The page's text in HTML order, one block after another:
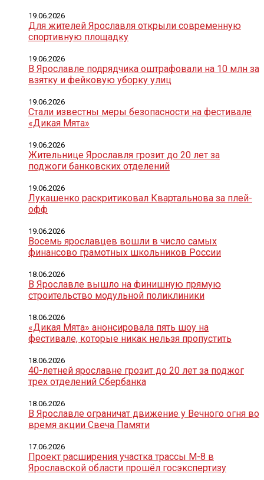
Для жителей Ярославля открыли современную
спортивную площадку
19.06.2026
В Ярославле подрядчика оштрафовали на 10 млн за
взятку и фейковую уборку улиц
19.06.2026
Стали известны меры безопасности на фестивале
«Дикая Мята»
19.06.2026
Жительнице Ярославля грозит до 20 лет за
поджоги банковских отделений
19.06.2026
Лукашенко раскритиковал Квартальнова за плей-
офф
19.06.2026
Восемь ярославцев вошли в число самых
финансово грамотных школьников России
19.06.2026
В Ярославле вышло на финишную прямую
строительство модульной поликлиники
18.06.2026
«Дикая Мята» анонсировала пять шоу на
фестивале, которые никак нельзя пропустить
18.06.2026
40-летней ярославне грозит до 20 лет за поджог
трех отделений Сбербанка
18.06.2026
В Ярославле ограничат движение у Вечного огня во
время акции Свеча Памяти
18.06.2026
Проект расширения участка трассы М-8 в
Ярославской области прошёл госэкспертизу
17.06.2026